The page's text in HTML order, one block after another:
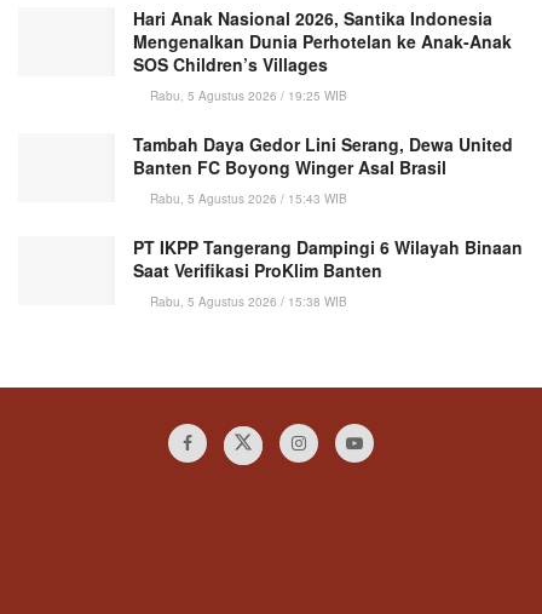
Hari Anak Nasional 2026, Santika Indonesia
Mengenalkan Dunia Perhotelan ke Anak-Anak
SOS Children’s Villages
Rabu, 5 Agustus 2026 / 19:25 WIB
Tambah Daya Gedor Lini Serang, Dewa United
Banten FC Boyong Winger Asal Brasil
Rabu, 5 Agustus 2026 / 15:43 WIB
PT IKPP Tangerang Dampingi 6 Wilayah Binaan
Saat Verifikasi ProKlim Banten
Rabu, 5 Agustus 2026 / 15:38 WIB